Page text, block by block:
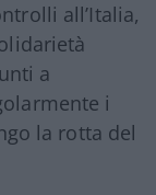
all’Italia,
a
i
la rotta del